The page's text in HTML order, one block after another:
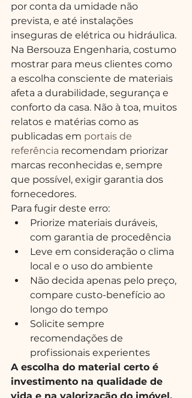
por conta da umidade não
prevista, e até instalações
inseguras de elétrica ou hidráulica.
Na Bersouza Engenharia, costumo
mostrar para meus clientes como
a escolha consciente de materiais
afeta a durabilidade, segurança e
conforto da casa. Não à toa, muitos
relatos e matérias como as
publicadas em portais de
referência recomendam priorizar
marcas reconhecidas e, sempre
que possível, exigir garantia dos
fornecedores.
Para fugir deste erro:
Priorize materiais duráveis,
com garantia de procedência
Leve em consideração o clima
local e o uso do ambiente
Não decida apenas pelo preço,
compare custo-benefício ao
longo do tempo
Solicite sempre
recomendações de
profissionais experientes
A escolha do material certo é
investimento na qualidade de